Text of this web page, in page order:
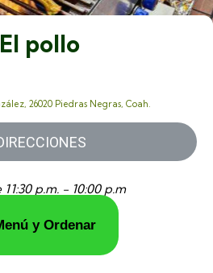
pollo
26020 Piedras Negras, Coah.
p.m. - 10:00 p.m
y Ordenar